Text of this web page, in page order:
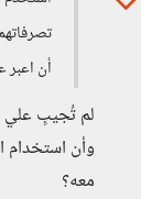
أن
لم تُجيبِ علي
وأن استخدام
معه؟